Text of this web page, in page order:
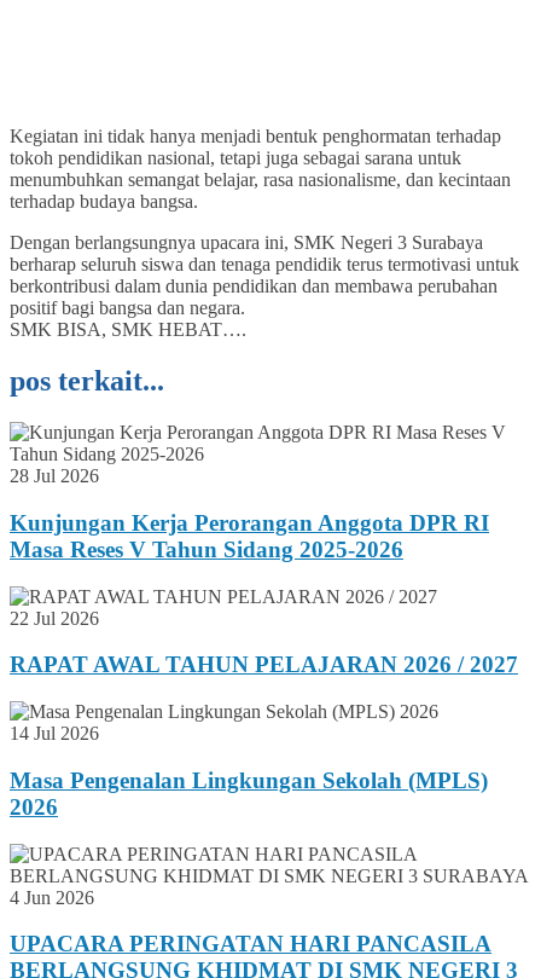
Kegiatan ini tidak hanya menjadi bentuk penghormatan terhadap
tokoh pendidikan nasional, tetapi juga sebagai sarana untuk
menumbuhkan semangat belajar, rasa nasionalisme, dan kecintaan
terhadap budaya bangsa.
Dengan berlangsungnya upacara ini, SMK Negeri 3 Surabaya
berharap seluruh siswa dan tenaga pendidik terus termotivasi untuk
berkontribusi dalam dunia pendidikan dan membawa perubahan
positif bagi bangsa dan negara.
SMK BISA, SMK HEBAT….
pos terkait...
28 Jul 2026
Kunjungan Kerja Perorangan Anggota DPR RI
Masa Reses V Tahun Sidang 2025-2026
22 Jul 2026
RAPAT AWAL TAHUN PELAJARAN 2026 / 2027
14 Jul 2026
Masa Pengenalan Lingkungan Sekolah (MPLS)
2026
4 Jun 2026
UPACARA PERINGATAN HARI PANCASILA
BERLANGSUNG KHIDMAT DI SMK NEGERI 3